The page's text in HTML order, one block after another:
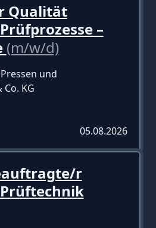
Qualität
–
(m/w/d)
und
KG
05.08.2026
r